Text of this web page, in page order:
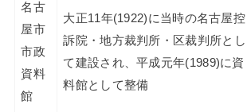
名古
屋市
市政
資料
館
大正11年(1922)に当時の名古屋控
訴院・地方裁判所・区裁判所とし
て建設され、平成元年(1989)に資
料館として整備